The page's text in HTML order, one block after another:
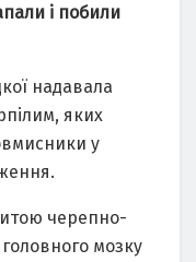
і побили
надавала
яких
у
черепно-
мозку